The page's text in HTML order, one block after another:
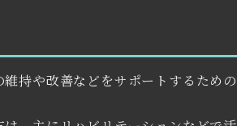
持や改善などをサポートするため